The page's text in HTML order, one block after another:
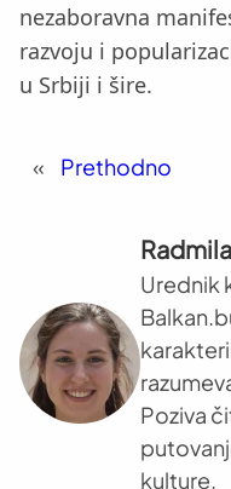
nezaboravna
razvoju i
u Srbiji i šire.
« Prethodno
Urednik
Poziva
kulture.